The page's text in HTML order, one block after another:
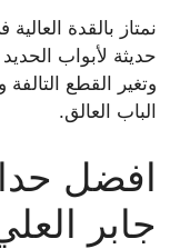
نمتاز بالقدة
حديثة لأبواب
وتغير القطع
الباب العالق.
افضل
جابر